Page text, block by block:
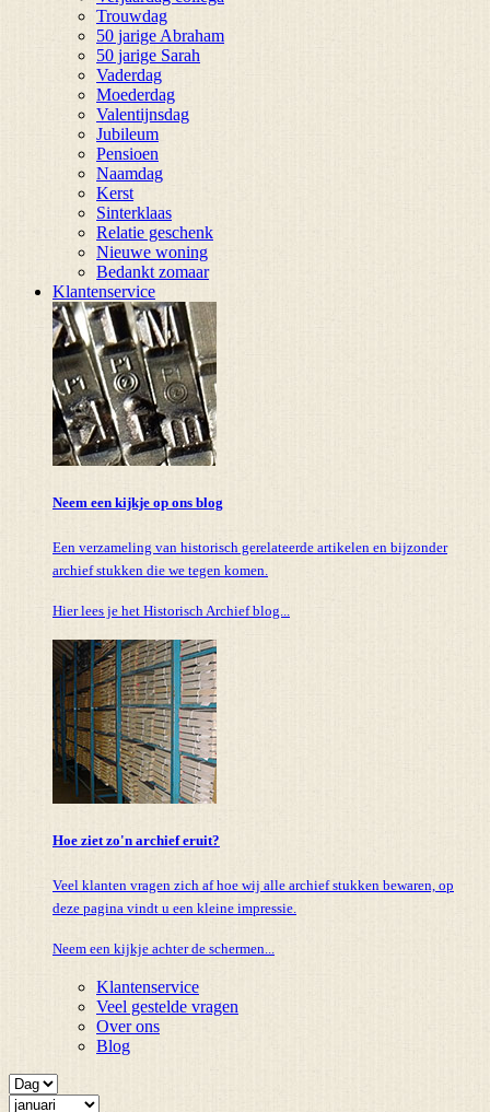
Trouwdag
50 jarige Abraham
50 jarige Sarah
Vaderdag
Moederdag
Valentijnsdag
Jubileum
Pensioen
Naamdag
Kerst
Sinterklaas
Relatie geschenk
Nieuwe woning
Bedankt zomaar
Klantenservice
Neem een kijkje op ons blog
Een verzameling van historisch gerelateerde artikelen en bijzonder
archief stukken die we tegen komen.
Hier lees je het Historisch Archief blog...
Hoe ziet zo'n archief eruit?
Veel klanten vragen zich af hoe wij alle archief stukken bewaren, op
deze pagina vindt u een kleine impressie.
Neem een kijkje achter de schermen...
Klantenservice
Veel gestelde vragen
Over ons
Blog